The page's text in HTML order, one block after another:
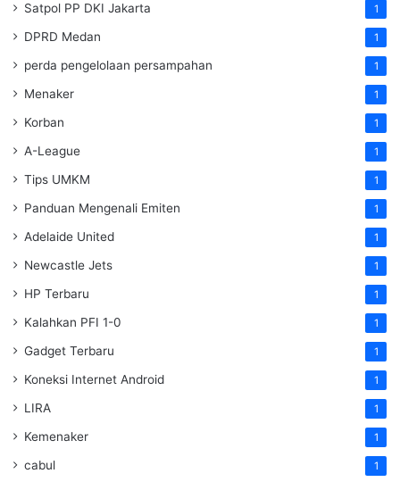
Satpol PP DKI Jakarta 1
DPRD Medan 1
perda pengelolaan persampahan 1
Menaker 1
Korban 1
A-League 1
Tips UMKM 1
Panduan Mengenali Emiten 1
Adelaide United 1
Newcastle Jets 1
HP Terbaru 1
Kalahkan PFI 1-0 1
Gadget Terbaru 1
Koneksi Internet Android 1
LIRA 1
Kemenaker 1
cabul 1